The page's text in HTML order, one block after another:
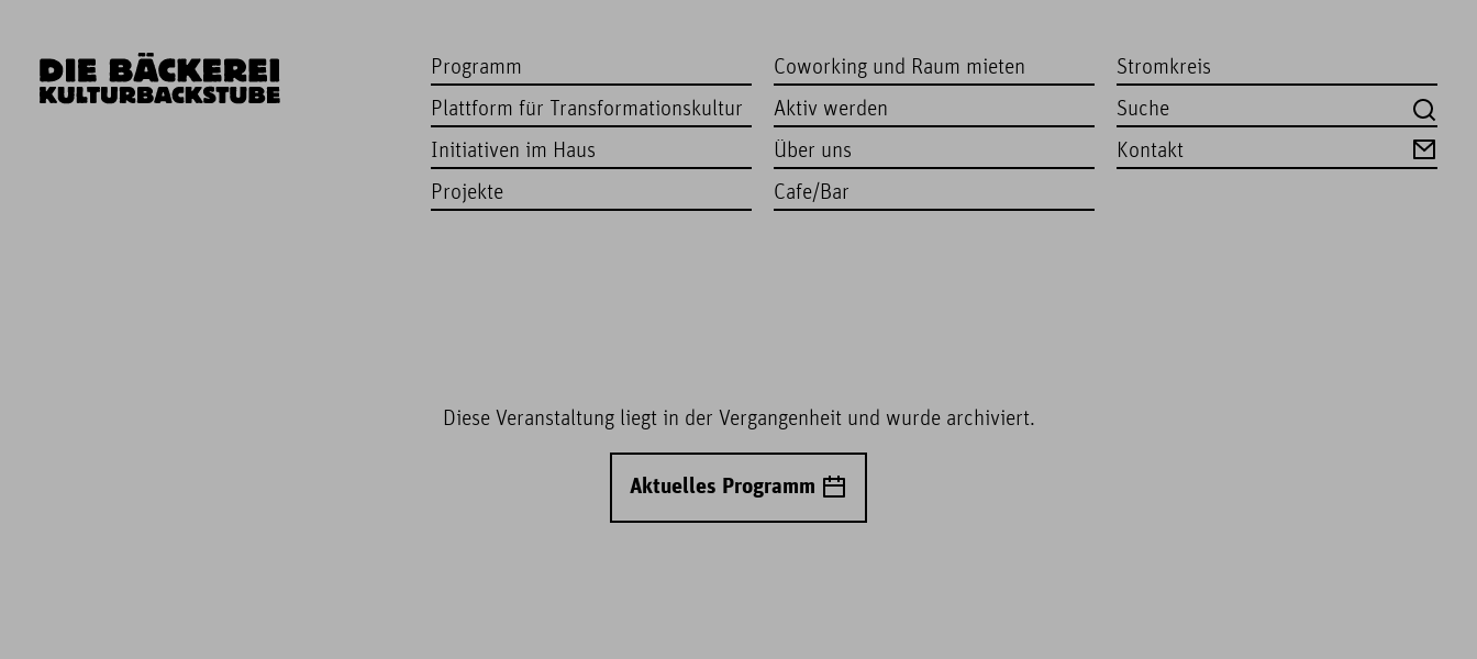
Programm
Plattform für Transformationskultur
Initiativen im Haus
Projekte
Coworking und Raum mieten
Aktiv werden
Über uns
Cafe/Bar
Stromkreis
Kontakt
Diese Veranstaltung liegt in der Vergangenheit und wurde archiviert.
Aktuelles Programm